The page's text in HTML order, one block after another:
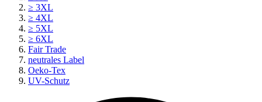
≥ 3XL
≥ 4XL
≥ 5XL
≥ 6XL
Fair Trade
neutrales Label
Oeko-Tex
UV-Schutz